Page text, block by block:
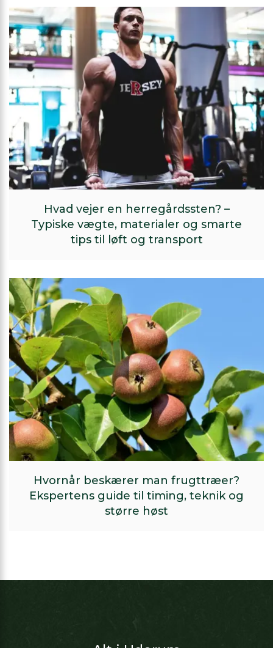
Hvad vejer en herregårdssten? –
Typiske vægte, materialer og smarte
tips til løft og transport
Hvornår beskærer man frugttræer?
Ekspertens guide til timing, teknik og
større høst